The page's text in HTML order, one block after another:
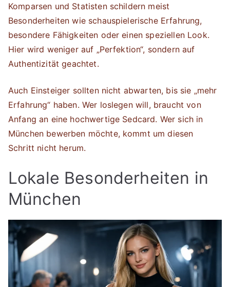
Komparsen und Statisten schildern meist
Besonderheiten wie schauspielerische Erfahrung,
besondere Fähigkeiten oder einen speziellen Look.
Hier wird weniger auf „Perfektion“, sondern auf
Authentizität geachtet.
Auch Einsteiger sollten nicht abwarten, bis sie „mehr
Erfahrung“ haben. Wer loslegen will, braucht von
Anfang an eine hochwertige Sedcard. Wer sich in
München bewerben möchte, kommt um diesen
Schritt nicht herum.
Lokale Besonderheiten in
München